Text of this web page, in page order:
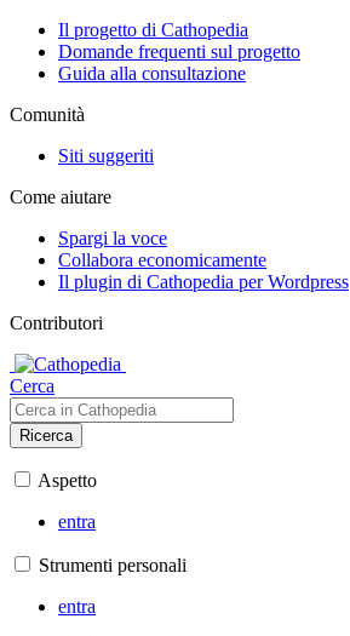
Il progetto di Cathopedia
Domande frequenti sul progetto
Guida alla consultazione
Comunità
Siti suggeriti
Come aiutare
Spargi la voce
Collabora economicamente
Il plugin di Cathopedia per Wordpress
Contributori
Cerca
Ricerca
Aspetto
entra
Strumenti personali
entra